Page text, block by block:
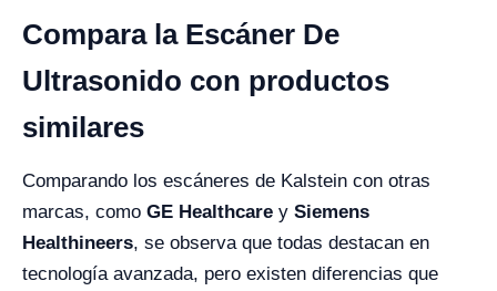
Compara la Escáner De
Ultrasonido con productos
similares
Comparando los escáneres de Kalstein con otras
marcas, como GE Healthcare y Siemens
Healthineers, se observa que todas destacan en
tecnología avanzada, pero existen diferencias que